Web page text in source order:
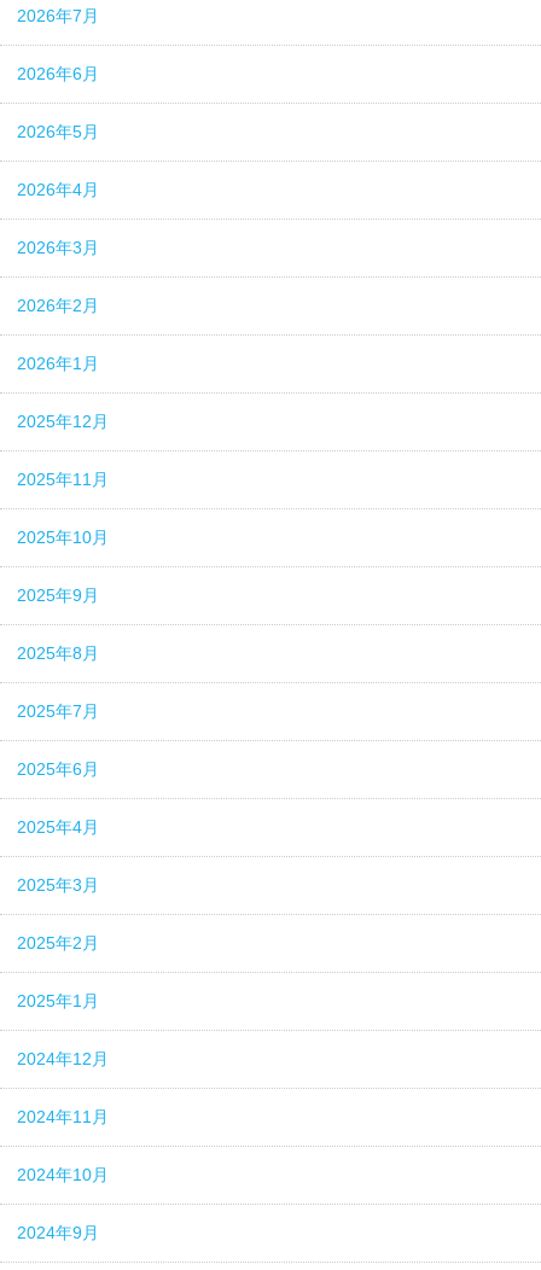
2026年7月
2026年6月
2026年5月
2026年4月
2026年3月
2026年2月
2026年1月
2025年12月
2025年11月
2025年10月
2025年9月
2025年8月
2025年7月
2025年6月
2025年4月
2025年3月
2025年2月
2025年1月
2024年12月
2024年11月
2024年10月
2024年9月